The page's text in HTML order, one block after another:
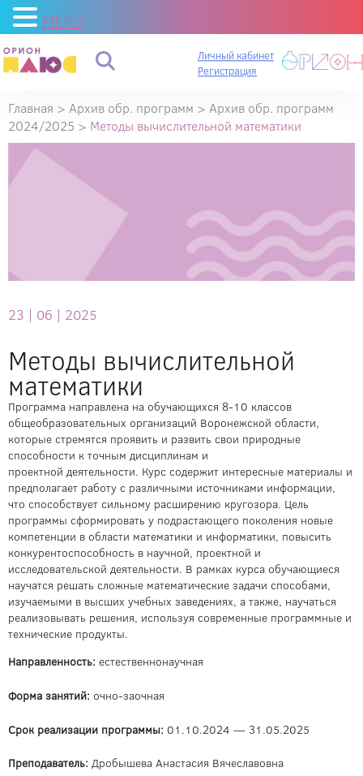
Личный кабинет
Регистрация
Главная > Архив обр. программ > Архив обр. программ
2024/2025 > Методы вычислительной математики
23 | 06 | 2025
Методы вычислительной
математики
Программа направлена на обучающихся 8-10 классов
общеобразовательных организаций Воронежской области,
которые стремятся проявить и развить свои природные
способности к точным дисциплинам и
проектной деятельности. Курс содержит интересные материалы и
предполагает работу с различными источниками информации,
что способствует сильному расширению кругозора. Цель
программы сформировать у подрастающего поколения новые
компетенции в области математики и информатики, повысить
конкурентоспособность в научной, проектной и
исследовательской деятельности. В рамках курса обучающиеся
научатся решать сложные математические задачи способами,
изучаемыми в высших учебных заведениях, а также, научаться
реализовывать решения, используя современные программные и
технические продукты.
Направленность: естественнонаучная
Форма занятий: очно-заочная
Срок реализации программы: 01.10.2024 — 31.05.2025
Преподаватель: Дробышева Анастасия Вячеславовна
MENU